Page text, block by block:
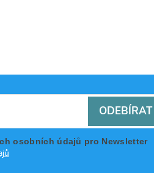
osobních údajů pro Newsletter
ODEBÍRAT